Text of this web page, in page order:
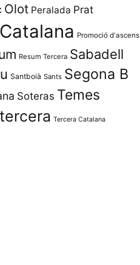
Olot Peralada Prat
Promoció d'ascens
Resum Tercera Sabadell
Santboià Sants Segona B
Soteras Temes
tercera Tercera Catalana